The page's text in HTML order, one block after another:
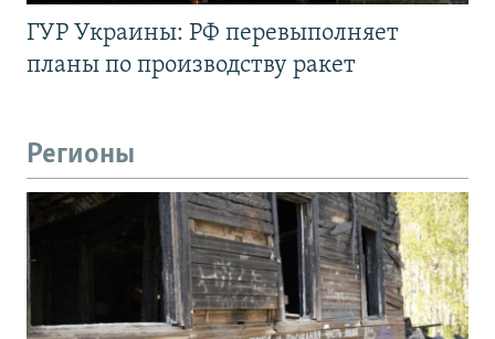
ГУР Украины: РФ перевыполняет
планы по производству ракет
Регионы